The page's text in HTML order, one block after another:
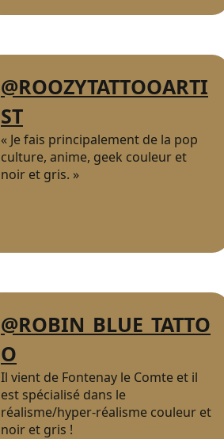
@ROOZYTATTOOARTI
ST
« Je fais principalement de la pop
culture, anime, geek couleur et
noir et gris. »
@ROBIN_BLUE_TATTO
O
Il vient de Fontenay le Comte et il
est spécialisé dans le
réalisme/hyper-réalisme couleur et
noir et gris !